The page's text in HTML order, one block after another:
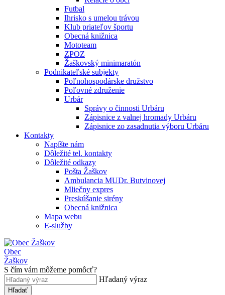
Futbal
Ihrisko s umelou trávou
Klub priateľov športu
Obecná knižnica
Mototeam
ZPOZ
Žaškovský minimaratón
Podnikateľské subjekty
Poľnohospodárske družstvo
Poľovné združenie
Urbár
Správy o činnosti Urbáru
Zápisnice z valnej hromady Urbáru
Zápisnice zo zasadnutia výboru Urbáru
Kontakty
Napíšte nám
Dôležité tel. kontakty
Dôležité odkazy
Pošta Žaškov
Ambulancia MUDr. Butvinovej
Mliečny expres
Preskúšanie sirény
Obecná knižnica
Mapa webu
E-služby
Obec
Žaškov
S čím vám môžeme pomôcť?
Hľadaný výraz
Hľadať